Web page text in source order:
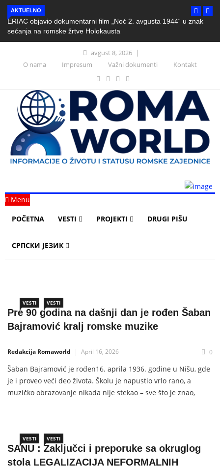
AKTUELNO
ERIAC objavio dokumentarni film „Noć 2. avgusta 1944“ u znak
sećanja na romske žrtve Holokausta
avgust 8, 2026
O nama
Impresum Važni dokumenti Kontakt
Menu
POČETNA VESTI PROJEKTI DRUGI PIŠU
СРПСКИ ЈЕЗИК
VESTI VESTI
Pre 90 godina na dašnji dan je rođen Šaban
Bajramović kralj romske muzike
Redakcija Romaworld April 16, 2026 0
Šaban Bajramović je rođen16. aprila 1936. godine u Nišu, gde
je i proveo veći deo života. Školu je napustio vrlo rano, a
muzičko obrazovanje nikada nije stekao – sve što je znao,
VESTI VESTI
SANU : Zaključci i preporuke sa okruglog
stola LEGALIZACIJA NEFORMALNIH